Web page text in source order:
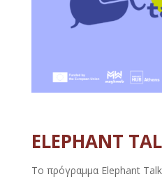
ELEPHANT
Το πρόγραμμα Elephant